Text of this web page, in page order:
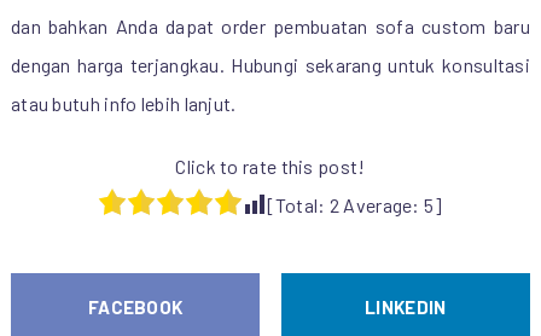
dan bahkan Anda dapat order pembuatan sofa custom baru
dengan harga terjangkau. Hubungi sekarang untuk konsultasi
atau butuh info lebih lanjut.
Click to rate this post!
[Total: 2 Average:5]
FACEBOOK LINKEDIN